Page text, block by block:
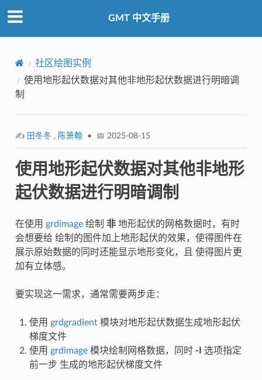
GMT 中文手册
社区绘图实例
使用地形起伏数据对其他非地形起伏数据进行明暗调
制
✍️ 田冬冬 , 陈箫翰 • 📅 2025-08-15
使用地形起伏数据对其他非地形
起伏数据进行明暗调制
在使用 grdimage绘制 非地形起伏的网格数据时，有时
会想要给 绘制的图件加上地形起伏的效果，使得图件在
展示原始数据的同时还能显示地形变化，且 使得图片更
加有立体感。
要实现这一需求，通常需要两步走：
使用 grdgradient模块对地形起伏数据生成地形起伏
梯度文件
使用 grdimage模块绘制网格数据，同时 -I
选项指定
前一步 生成的地形起伏梯度文件